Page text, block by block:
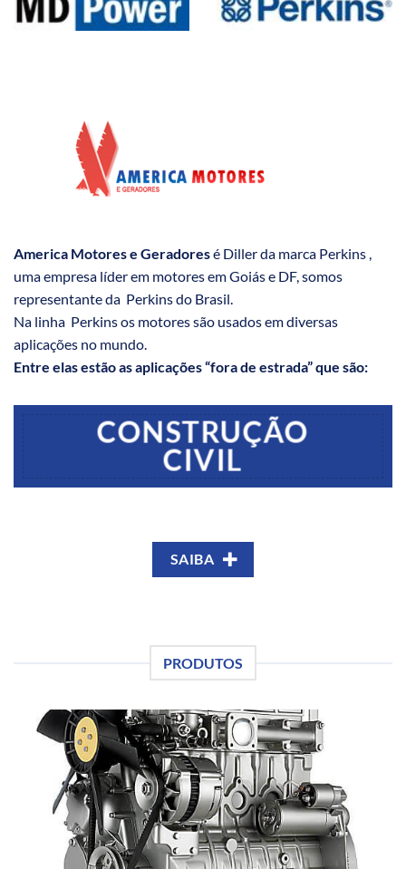
America Motores e Geradoresé Diller da marca Perkins ,
uma empresa líder em motores em Goiás e DF, somos
representante da Perkins do Brasil.
Na linha Perkins os motores são usados em diversas
aplicações no mundo.
Entre elas estão as aplicações “fora de estrada” que são:
CONSTRUÇÃO
CIVIL
SAIBA
PRODUTOS